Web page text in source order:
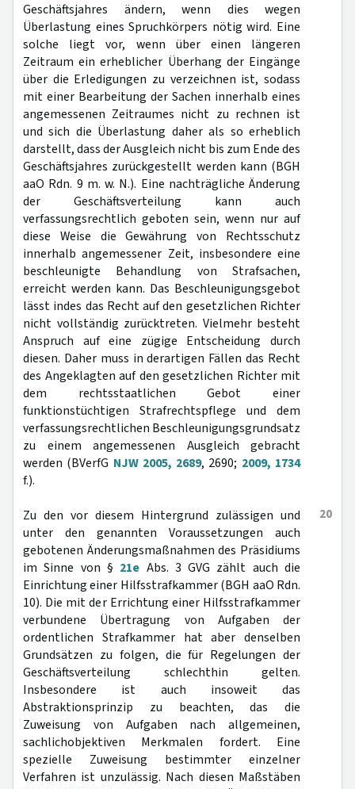
Geschäftsjahres ändern, wenn dies wegen
Überlastung eines Spruchkörpers nötig wird. Eine
solche liegt vor, wenn über einen längeren
Zeitraum ein erheblicher Überhang der Eingänge
über die Erledigungen zu verzeichnen ist, sodass
mit einer Bearbeitung der Sachen innerhalb eines
angemessenen Zeitraumes nicht zu rechnen ist
und sich die Überlastung daher als so erheblich
darstellt, dass der Ausgleich nicht bis zum Ende des
Geschäftsjahres zurückgestellt werden kann (BGH
aaO Rdn. 9 m. w. N.). Eine nachträgliche Änderung
der Geschäftsverteilung kann auch
verfassungsrechtlich geboten sein, wenn nur auf
diese Weise die Gewährung von Rechtsschutz
innerhalb angemessener Zeit, insbesondere eine
beschleunigte Behandlung von Strafsachen,
erreicht werden kann. Das Beschleunigungsgebot
lässt indes das Recht auf den gesetzlichen Richter
nicht vollständig zurücktreten. Vielmehr besteht
Anspruch auf eine zügige Entscheidung durch
diesen. Daher muss in derartigen Fällen das Recht
des Angeklagten auf den gesetzlichen Richter mit
dem rechtsstaatlichen Gebot einer
funktionstüchtigen Strafrechtspflege und dem
verfassungsrechtlichen Beschleunigungsgrundsatz
zu einem angemessenen Ausgleich gebracht
werden (BVerfG NJW 2005, 2689, 2690; 2009, 1734
f.).
20
Zu den vor diesem Hintergrund zulässigen und
unter den genannten Voraussetzungen auch
gebotenen Änderungsmaßnahmen des Präsidiums
im Sinne von § 21e Abs. 3 GVG zählt auch die
Einrichtung einer Hilfsstrafkammer (BGH aaO Rdn.
10). Die mit der Errichtung einer Hilfsstrafkammer
verbundene Übertragung von Aufgaben der
ordentlichen Strafkammer hat aber denselben
Grundsätzen zu folgen, die für Regelungen der
Geschäftsverteilung schlechthin gelten.
Insbesondere ist auch insoweit das
Abstraktionsprinzip zu beachten, das die
Zuweisung von Aufgaben nach allgemeinen,
sachlichobjektiven Merkmalen fordert. Eine
spezielle Zuweisung bestimmter einzelner
Verfahren ist unzulässig. Nach diesen Maßstäben